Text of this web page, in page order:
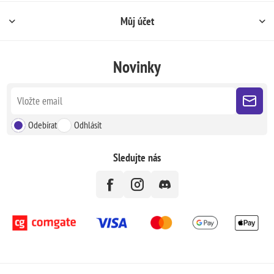
Můj účet
Novinky
Odebírat Odhlásit
Sledujte nás